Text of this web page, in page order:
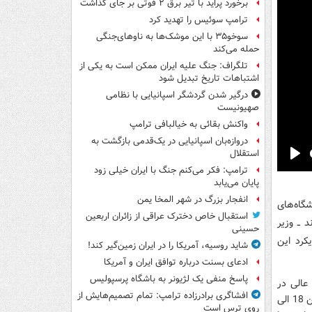
وزیر
این
در
خارج آمریکا مشغول به تحصیل هستند. همچنین تنها 4 درصد جوانان آمریکایی بین سنین 18 الی
برخورد پراید با تیر برق ۲ فوتی بر جای گذاشت
ترامپ سوئیس را تهدید کرد
سوخو۳۵ با این موشک‌ها به ناوهای‌جنگی
حمله می‌کند
تلگراف: جنگ علیه ایران ممکن است به یکی از
اشتباهات تاریخ تبدیل شود
درگیر شدن گردشگر اسپانیایی با نظامی
صهیونیست
واکنش بقائی به خیالبافی ترامپ
دروازه‌بان اسپانیایی در یک‌قدمی بازگشت به
استقلال
ترامپ: فکر می‌کنم جنگ با ایران خیلی زود
پایان می‌یابد
انفجار بزرگ در شهر المخا یمن
استقبال خاص دخترک عراقی از زائران اربعین
حسینی
شاید روسیه، آمریکا را در ایران زمین‌گیر کند!
ادعای بسنت درباره توافق ایران و آمریکا
پاسخ منفی یک لژیونر به باشگاه پرسپولیس
افشاگری برادرزاده ترامپ: تمام تصمیم‌هایش از
روی ترس است